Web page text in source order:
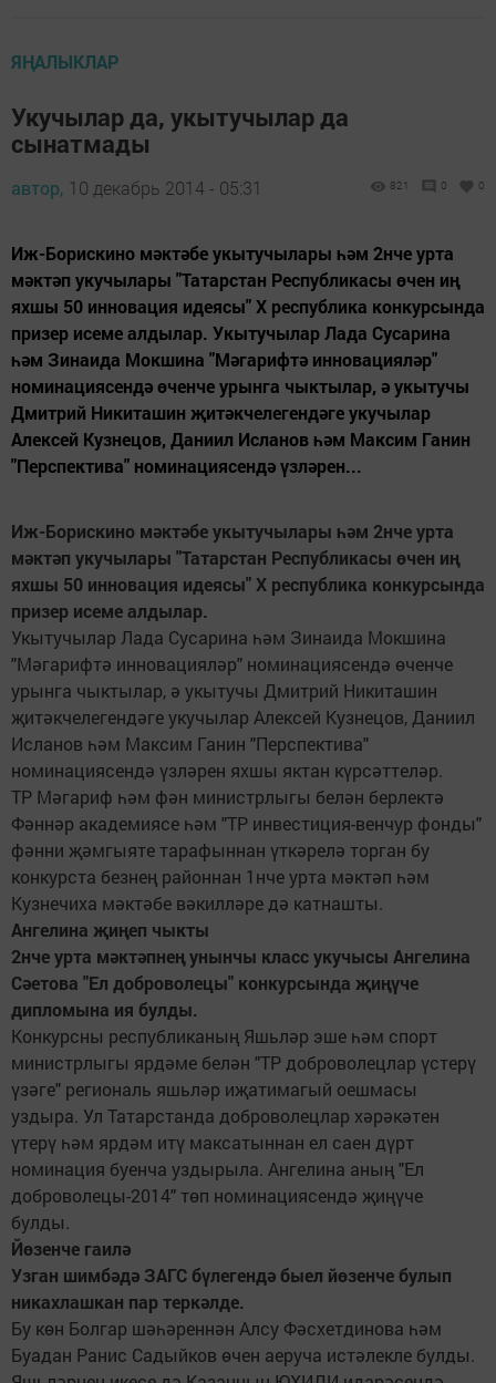
ЯҢАЛЫКЛАР
Укучылар да, укытучылар да
сынатмады
автор, 10 декабрь 2014 - 05:31 821 0 0
Иж-Борискино мәктәбе укытучылары һәм 2нче урта
мәктәп укучылары "Татарстан Республикасы өчен иң
яхшы 50 инновация идеясы" Х республика конкурсында
призер исеме алдылар. Укытучылар Лада Сусарина
һәм Зинаида Мокшина "Мәгарифтә инновацияләр"
номинациясендә өченче урынга чыктылар, ә укытучы
Дмитрий Никиташин җитәкчелегендәге укучылар
Алексей Кузнецов, Даниил Исланов һәм Максим Ганин
"Перспектива" номинациясендә үзләрен...
Иж-Борискино мәктәбе укытучылары һәм 2нче урта
мәктәп укучылары "Татарстан Республикасы өчен иң
яхшы 50 инновация идеясы" Х республика конкурсында
призер исеме алдылар.
Укытучылар Лада Сусарина һәм Зинаида Мокшина
"Мәгарифтә инновацияләр" номинациясендә өченче
урынга чыктылар, ә укытучы Дмитрий Никиташин
җитәкчелегендәге укучылар Алексей Кузнецов, Даниил
Исланов һәм Максим Ганин "Перспектива"
номинациясендә үзләрен яхшы яктан күрсәттеләр.
ТР Мәгариф һәм фән министрлыгы белән берлектә
Фәннәр академиясе һәм "ТР инвестиция-венчур фонды"
фәнни җәмгыяте тарафыннан үткәрелә торган бу
конкурста безнең районнан 1нче урта мәктәп һәм
Кузнечиха мәктәбе вәкилләре дә катнашты.
Ангелина җиңеп чыкты
2нче урта мәктәпнең унынчы класс укучысы Ангелина
Сәетова "Ел доброволецы" конкурсында җиңүче
дипломына ия булды.
Конкурсны республиканың Яшьләр эше һәм спорт
министрлыгы ярдәме белән "ТР доброволецлар үстерү
үзәге" региональ яшьләр иҗатимагый оешмасы
уздыра. Ул Татарстанда доброволецлар хәрәкәтен
үтерү һәм ярдәм итү максатыннан ел саен дүрт
номинация буенча уздырыла. Ангелина аның "Ел
доброволецы-2014" төп номинациясендә җиңүче
булды.
Йөзенче гаилә
Узган шимбәдә ЗАГС бүлегендә быел йөзенче булып
никахлашкан пар теркәлде.
Бу көн Болгар шәһәреннән Алсу Фәсхетдинова һәм
Буадан Ранис Садыйков өчен аеруча истәлекле булды.